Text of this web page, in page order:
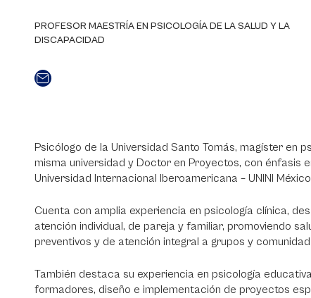
PROFESOR MAESTRÍA EN PSICOLOGÍA DE LA SALUD Y LA
DISCAPACIDAD
Psicólogo de la Universidad Santo Tomás, magíster en
misma universidad y Doctor en Proyectos, con énfasis
Universidad Internacional Iberoamericana – UNINI
Cuenta con amplia experiencia en psicología clínica,
atención individual, de pareja y familiar, promoviendo
preventivos y de atención integral a grupos y
También destaca su experiencia en psicología
formadores, diseño e implementación de proyectos